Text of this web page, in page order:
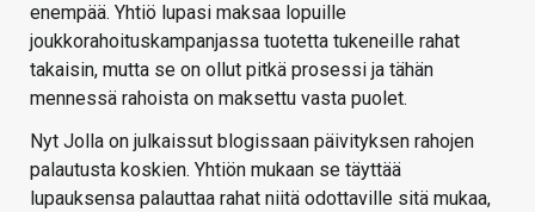
enempää. Yhtiö lupasi maksaa lopuille
joukkorahoituskampanjassa tuotetta tukeneille rahat
takaisin, mutta se on ollut pitkä prosessi ja tähän
mennessä rahoista on maksettu vasta puolet.
Nyt Jolla on julkaissut blogissaan päivityksen rahojen
palautusta koskien. Yhtiön mukaan se täyttää
lupauksensa palauttaa rahat niitä odottaville sitä mukaa,